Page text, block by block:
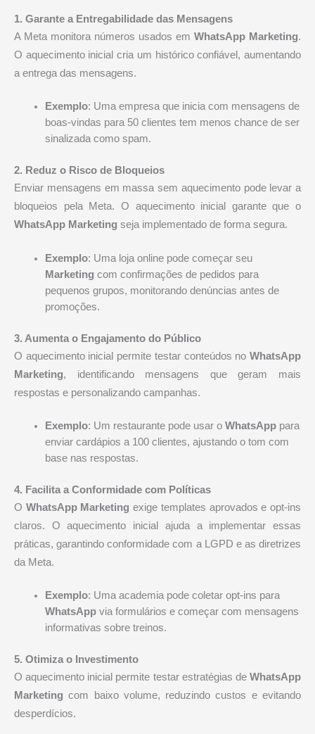
1. Garante a Entregabilidade das Mensagens
A Meta monitora números usados em WhatsApp Marketing.
O aquecimento inicial cria um histórico confiável, aumentando
a entrega das mensagens.
Exemplo: Uma empresa que inicia com mensagens de
boas-vindas para 50 clientes tem menos chance de ser
sinalizada como spam.
2. Reduz o Risco de Bloqueios
Enviar mensagens em massa sem aquecimento pode levar a
bloqueios pela Meta. O aquecimento inicial garante que o
WhatsApp Marketing seja implementado de forma segura.
Exemplo: Uma loja online pode começar seu
Marketing com confirmações de pedidos para
pequenos grupos, monitorando denúncias antes de
promoções.
3. Aumenta o Engajamento do Público
O aquecimento inicial permite testar conteúdos no WhatsApp
Marketing, identificando mensagens que geram mais
respostas e personalizando campanhas.
Exemplo: Um restaurante pode usar o WhatsApp para
enviar cardápios a 100 clientes, ajustando o tom com
base nas respostas.
4. Facilita a Conformidade com Políticas
O WhatsApp Marketing exige templates aprovados e opt-ins
claros. O aquecimento inicial ajuda a implementar essas
práticas, garantindo conformidade com a LGPD e as diretrizes
da Meta.
Exemplo: Uma academia pode coletar opt-ins para
WhatsApp via formulários e começar com mensagens
informativas sobre treinos.
5. Otimiza o Investimento
O aquecimento inicial permite testar estratégias de WhatsApp
Marketing com baixo volume, reduzindo custos e evitando
desperdícios.